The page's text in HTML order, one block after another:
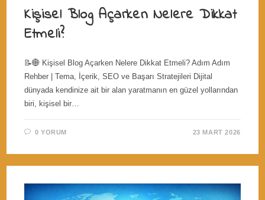
Kişisel Blog Açarken Nelere Dikkat
Etmeli?
📝🌐 Kişisel Blog Açarken Nelere Dikkat Etmeli? Adım Adım
Rehber | Tema, İçerik, SEO ve Başarı Stratejileri Dijital
dünyada kendinize ait bir alan yaratmanın en güzel yollarından
biri, kişisel bir…
0 YORUM 23 MART 2026